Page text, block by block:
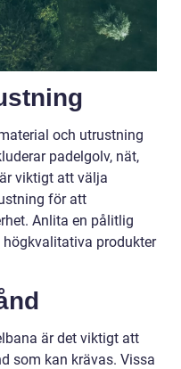
och utrustning
padelgolv, nät,
viktigt att välja
för att
Anlita en pålitlig
produkter
är det viktigt att
som kan krävas. Vissa